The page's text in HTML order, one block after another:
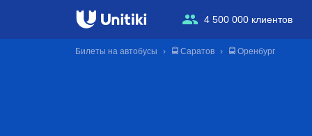
4 500 000 клиентов
Билеты на автобусы 🚍 Саратов 🚍 Оренбург